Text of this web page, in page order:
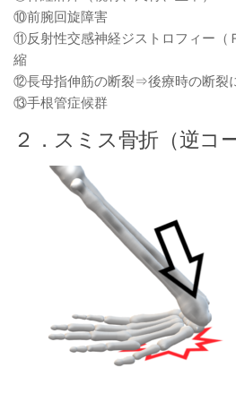
⑩前腕回旋障害
⑪反射性交感神経ジストロフィー
縮
⑫長母指伸筋の断裂⇒後療時の断裂
⑬手根管症候群
２．スミス骨折（逆コ